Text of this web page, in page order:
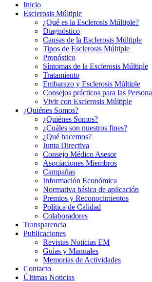
Inicio
Esclerosis Múltiple
¿Qué es la Esclerosis Múltiple?
Diagnóstico
Causas de la Esclerosis Múltiple
Tipos de Esclerosis Múltiple
Pronóstico
Síntomas de la Esclerosis Múltiple
Tratamiento
Embarazo y Esclerosis Múltiple
Consejos prácticos para las
Vivir con Esclerosis Múltiple
¿Quiénes Somos?
¿Quiénes Somos?
¿Cuáles son nuestros fines?
¿Qué hacemos?
Junta Directiva
Consejo Médico Asesor
Asociaciones Miembros
Campañas
Información Económica
Normativa básica de aplicación
Premios y Reconocimientos
Política de Calidad
Colaboradores
Transparencia
Publicaciones
Revistas Noticias EM
Guías y Manuales
Memorias de Actividades
Contacto
Últimas Noticias